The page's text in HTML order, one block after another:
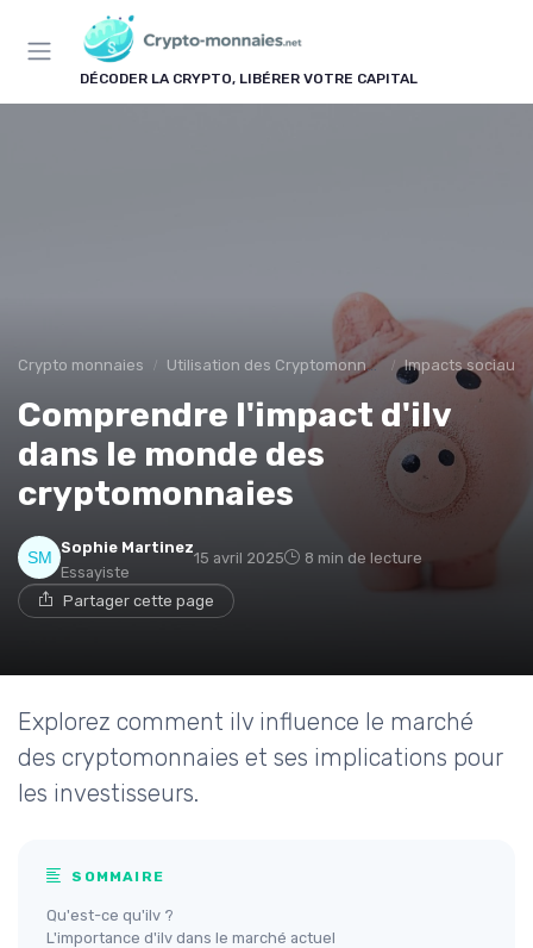
DÉCODER LA CRYPTO, LIBÉRER VOTRE CAPITAL
Crypto monnaies Utilisation des Cryptomonnaies Impacts sociaux
Comprendre l'impact d'ilv
dans le monde des
cryptomonnaies
Sophie Martinez
Essayiste
15 avril 2025 8 min de lecture
Partager cette page
Explorez comment ilv influence le marché
des cryptomonnaies et ses implications pour
les investisseurs.
SOMMAIRE
Qu'est-ce qu'ilv ?
L'importance d'ilv dans le marché actuel
Panneau de gestion des cookies